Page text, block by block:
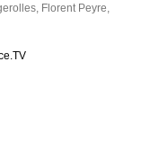
Florent Peyre